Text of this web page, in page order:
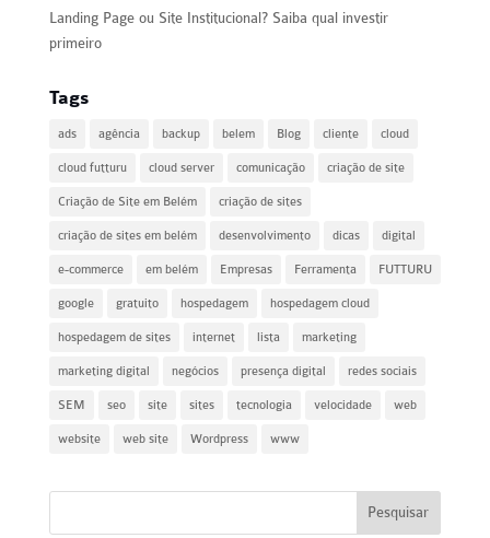
Landing Page ou Site Institucional? Saiba qual investir
primeiro
Tags
ads agência backup belem Blog cliente cloud
cloud futturu cloud server comunicação criação de site
Criação de Site em Belém criação de sites
criação de sites em belém desenvolvimento dicas digital
e-commerce em belém Empresas Ferramenta FUTTURU
google gratuito hospedagem hospedagem cloud
hospedagem de sites internet lista marketing
marketing digital negócios presença digital redes sociais
SEM seo site sites tecnologia velocidade web
website web site Wordpress www